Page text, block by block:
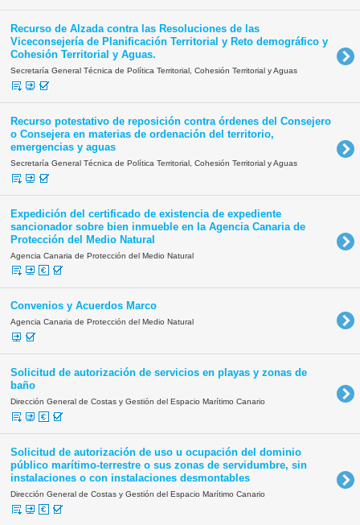
Recurso de Alzada contra las Resoluciones de las
Viceconsejería de Planificación Territorial y Reto demográfico y
Cohesión Territorial y Aguas.
Secretaría General Técnica de Política Territorial, Cohesión Territorial y Aguas
Recurso potestativo de reposición contra órdenes del Consejero
o Consejera en materias de ordenación del territorio,
emergencias y aguas
Secretaría General Técnica de Política Territorial, Cohesión Territorial y Aguas
Expedición del certificado de existencia de expediente
sancionador sobre bien inmueble en la Agencia Canaria de
Protección del Medio Natural
Agencia Canaria de Protección del Medio Natural
Convenios y Acuerdos Marco
Agencia Canaria de Protección del Medio Natural
Solicitud de autorización de servicios en playas y zonas de
baño
Dirección General de Costas y Gestión del Espacio Marítimo Canario
Solicitud de autorización de uso u ocupación del dominio
público marítimo-terrestre o sus zonas de servidumbre, sin
instalaciones o con instalaciones desmontables
Dirección General de Costas y Gestión del Espacio Marítimo Canario